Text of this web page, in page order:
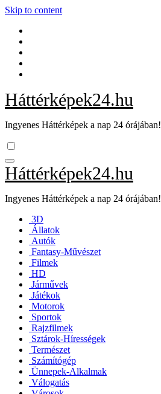
Skip to content
Háttérképek24.hu
Ingyenes Háttérképek a nap 24 órájában!
Háttérképek24.hu
Ingyenes Háttérképek a nap 24 órájában!
3D
Állatok
Autók
Fantasy-Művészet
Filmek
HD
Járművek
Játékok
Motorok
Sportok
Rajzfilmek
Sztárok-Hírességek
Természet
Számítógép
Ünnepek-Alkalmak
Válogatás